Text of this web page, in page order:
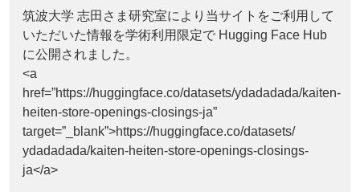
筑波大学 志田さま研究室により当サイトをご利用して
いただいた情報を学術利用限定で Hugging Face Hub
に公開されました。
<a
href=”https://huggingface.co/datasets/ydadadada/kaiten-
heiten-store-openings-closings-ja”
target=”_blank”>https://huggingface.co/datasets/
ydadadada/kaiten-heiten-store-openings-closings-
ja</a>